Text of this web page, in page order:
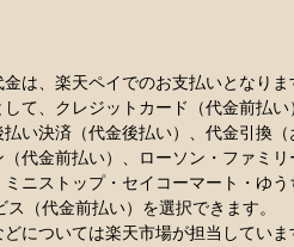
は、楽天ペイでのお支払いとなりま
て、クレジットカード（代金前払い
い決済（代金後払い）、代金引換（
代金前払い）、ローソン・ファミリ
ニストップ・セイコーマート・ゆう
（代金前払い）を選択できます。
については楽天市場が担当していま